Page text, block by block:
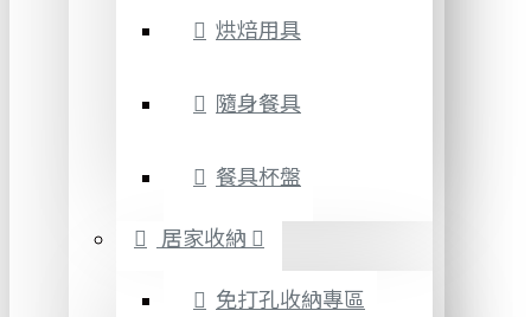
烘焙用具
隨身餐具
餐具杯盤
居家收納
免打孔收納專區